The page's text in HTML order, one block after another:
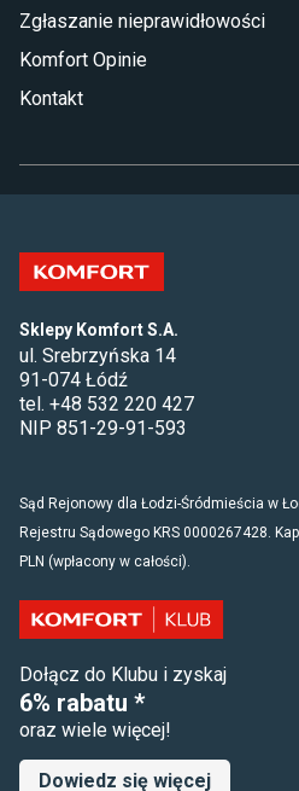
Zgłaszanie nieprawidłowości
Komfort Opinie
Kontakt
Sklepy Komfort S.A.
ul. Srebrzyńska 14
91-074 Łódź
tel. +48 532 220 427
NIP 851-29-91-593
Sąd Rejonowy dla Łodzi-Śródmieścia w
Rejestru Sądowego KRS 0000267428.
PLN (wpłacony w całości).
Dołącz do Klubu i zyskaj
6% rabatu *
oraz wiele więcej!
Dowiedz się więcej